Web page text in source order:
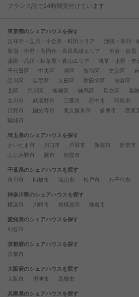
フランス語で24時間受付けています。
東京都のシェアハウスを探す
吉祥寺・立川・小金井・町田エリア
池袋・赤羽・
新宿・中野・高円寺・高田馬場エリア
渋谷・目黒
蒲田・品川・秋葉原・青山エリア
浅草・上野・豊
千代田区
中央区 港区 新宿区 文京区
品川区
目黒区 大田区 世田谷区 渋谷区
北区
荒川区 板橋区 練馬区 足立区 葛
立川市
武蔵野市 三鷹市 府中市 昭島市
日野市
国分寺市 東久留米市 多摩市 西東
稲城市
埼玉県のシェアハウスを探す
さいたま市
川口市 戸田市 新座市 所沢市
ふじみ野市
蕨市 朝霞市
千葉県のシェアハウスを探す
市川市
船橋市 流山市 松戸市 八千代市
神奈川県のシェアハウスを探す
横浜市
川崎市 相模原市 鎌倉市
愛知県のシェアハウスを探す
刈谷市
京都府のシェアハウスを探す
京都市
大阪府のシェアハウスを探す
大阪市
摂津市 高槻市
兵庫県のシェアハウスを探す